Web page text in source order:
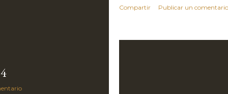
Compartir Publicar un comentario